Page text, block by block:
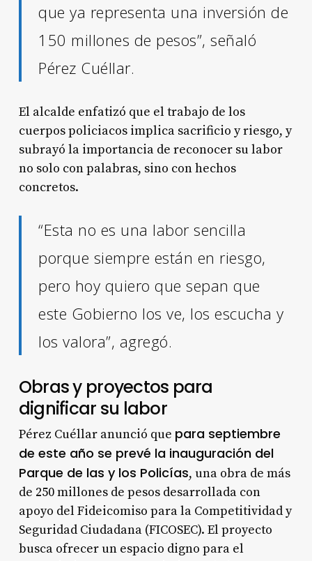
que ya representa una inversión de
150 millones de pesos”, señaló
Pérez Cuéllar.
El alcalde enfatizó que el trabajo de los
cuerpos policiacos implica sacrificio y riesgo, y
subrayó la importancia de reconocer su labor
no solo con palabras, sino con hechos
concretos.
“Esta no es una labor sencilla
porque siempre están en riesgo,
pero hoy quiero que sepan que
este Gobierno los ve, los escucha y
los valora”, agregó.
Obras y proyectos para
dignificar su labor
Pérez Cuéllar anunció que para septiembre
de este año se prevé la inauguración del
Parque de las y los Policías, una obra de más
de 250 millones de pesos desarrollada con
apoyo del Fideicomiso para la Competitividad y
Seguridad Ciudadana (FICOSEC). El proyecto
busca ofrecer un espacio digno para el